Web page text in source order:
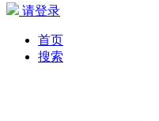
请登录
首页
搜索